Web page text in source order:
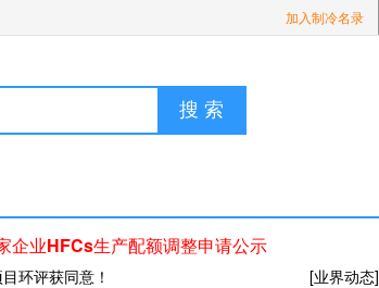
加入制冷名录
搜 索
企业HFCs生产配额调整申请公示
[业界动态]
环评获同意！